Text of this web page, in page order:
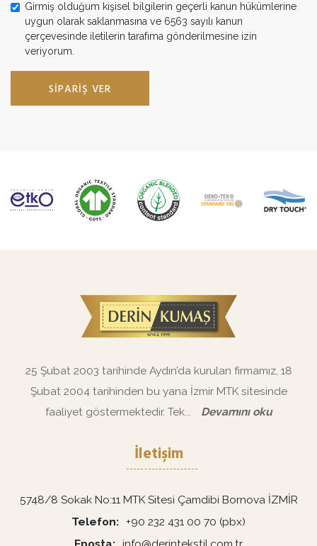
Girmiş olduğum kişisel bilgilerin geçerli kanun hükümlerine
uygun olarak saklanmasına ve 6563 sayılı kanun
çerçevesinde iletilerin tarafıma gönderilmesine izin
veriyorum.
SIPARIŞ VER
25 Şubat 2003 tarihinde Aydın’da kurulan firmamız, 18
Şubat 2004 tarihinden bu yana İzmir MTK sitesinde
faaliyet göstermektedir. Tek...
Devamını oku
İletişim
5748/8 Sokak No:11 MTK Sitesi Çamdibi Bornova İZMİR
Telefon
+90 232 431 00 70 (pbx)